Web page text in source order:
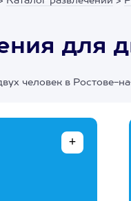
для
человек в Ростове-